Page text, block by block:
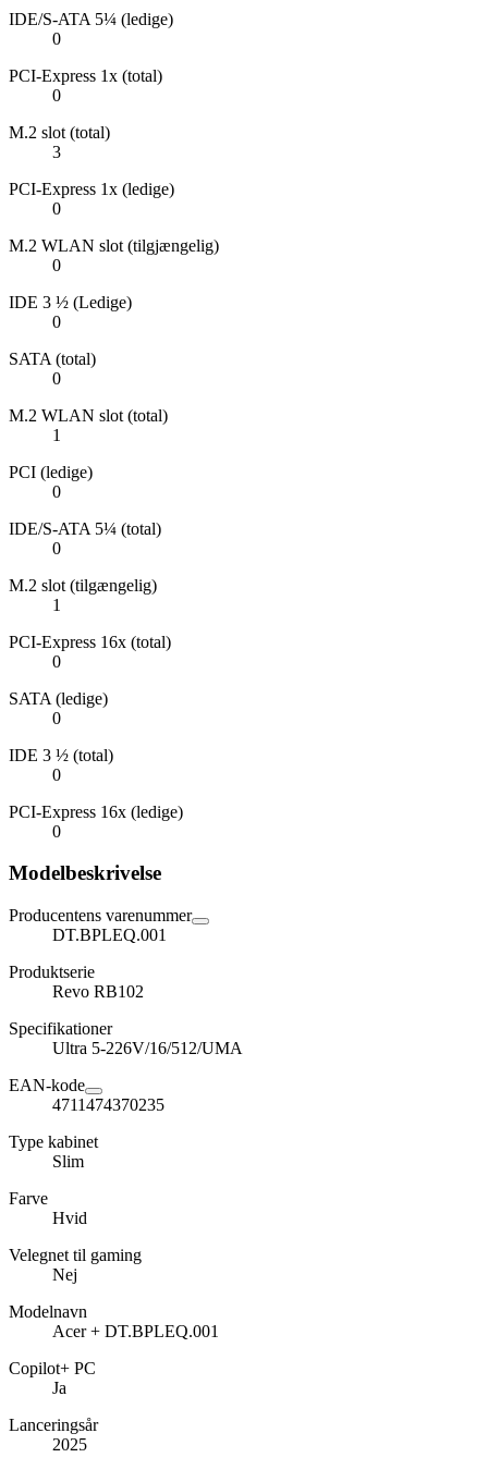
IDE/S-ATA 5¼ (ledige)
0
PCI-Express 1x (total)
0
M.2 slot (total)
3
PCI-Express 1x (ledige)
0
M.2 WLAN slot (tilgjængelig)
0
IDE 3 ½ (Ledige)
0
SATA (total)
0
M.2 WLAN slot (total)
1
PCI (ledige)
0
IDE/S-ATA 5¼ (total)
0
M.2 slot (tilgængelig)
1
PCI-Express 16x (total)
0
SATA (ledige)
0
IDE 3 ½ (total)
0
PCI-Express 16x (ledige)
0
Modelbeskrivelse
Producentens varenummer
DT.BPLEQ.001
Produktserie
Revo RB102
Specifikationer
Ultra 5-226V/16/512/UMA
EAN-kode
4711474370235
Type kabinet
Slim
Farve
Hvid
Velegnet til gaming
Nej
Modelnavn
Acer + DT.BPLEQ.001
Copilot+ PC
Ja
Lanceringsår
2025